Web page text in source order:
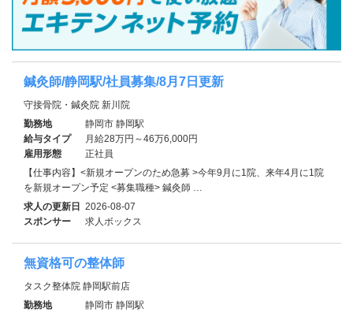
鍼灸師/静岡駅/社員募集/8月7日更新
守接骨院・鍼灸院 新川院
勤務地
静岡市 静岡駅
給与タイプ
月給28万円～46万6,000円
雇用形態
正社員
【仕事内容】<新規オープンのため急募 >今年9月に1院、来年4月に1院
を新規オープン予定 <募集職種> 鍼灸師 …
求人の更新日 2026-08-07
スポンサー
求人ボックス
無資格可の整体師
タスク整体院 静岡駅前店
勤務地
静岡市 静岡駅